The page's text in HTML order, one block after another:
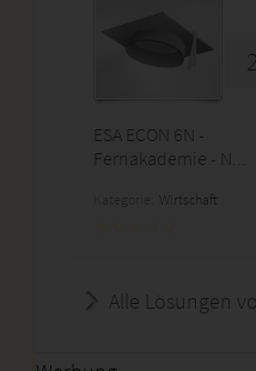
ESA ECON 6N -
Fernakademie - N...
Wirtschaft
Alle Lösungen